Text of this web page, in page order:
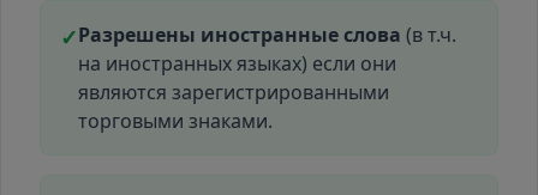
✓Разрешены иностранные слова (в т.ч.
на иностранных языках) если они
являются зарегистрированными
торговыми знаками.